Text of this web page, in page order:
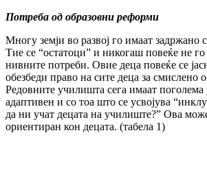
Потреба од образовни реформи
Многу земји во развој го имаат
Тие се “остатоци” и никогаш повеќе не
нивните потреби. Овие деца повеќе се
обезбеди право на сите деца за смислено
Редовните училишта сега имаат поголема
адаптивен и со тоа што се усвојува
да ни учат децата на училиште?” Ова
ориентиран кон децата. (табела 1)